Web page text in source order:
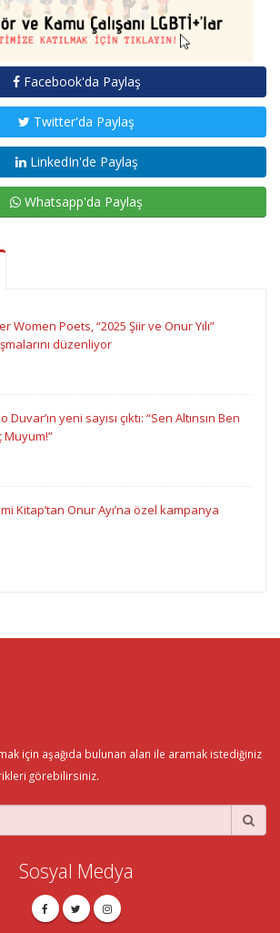
Facebook'da Paylaş
Twitter'da Paylaş
LinkedIn'de Paylaş
Whatsapp'da Paylaş
Women Poets, “2025 Şiir ve Onur Yılı”
düzenliyor
Duvar’ın yeni sayısı çıktı: “Sen Altınsın Ben
Muyum!”
Kitap’tan Onur Ayı’na özel kampanya
için aşağıda bulunan alan ile aramak istediğiniz
görebilirsiniz.
Sosyal Medya